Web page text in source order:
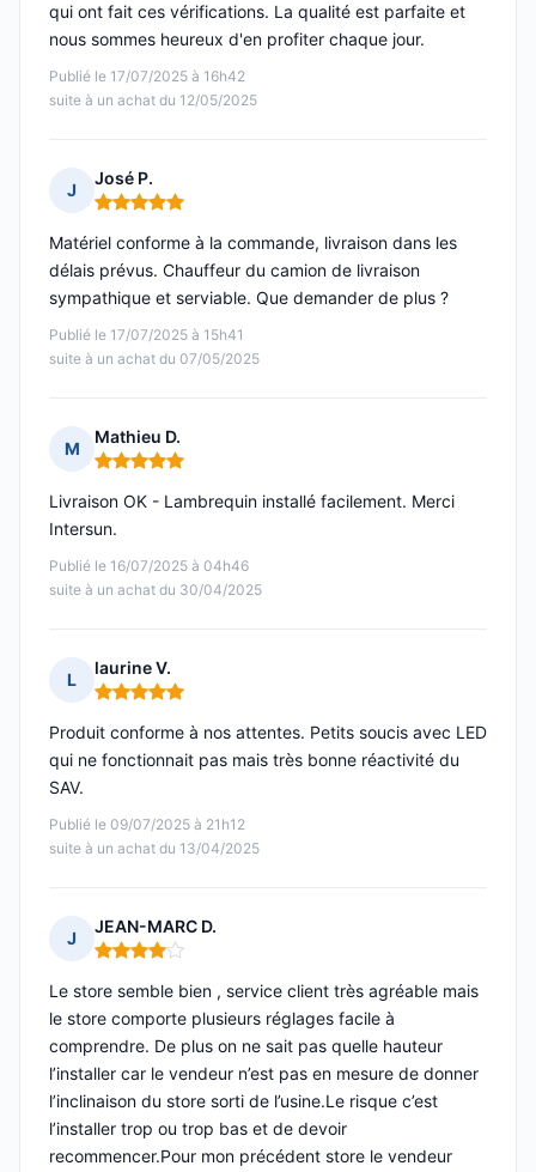
Publié le 17/07/2025 à 16h42
suite à un achat du 12/05/2025
qui ont fait ces vérifications. La qualité est parfaite et
nous sommes heureux d'en profiter chaque jour.
J
José P.
Note : 5 sur 5
Publié le 17/07/2025 à 15h41
suite à un achat du 07/05/2025
Matériel conforme à la commande, livraison dans les
délais prévus. Chauffeur du camion de livraison
sympathique et serviable. Que demander de plus ?
M
Mathieu D.
Note : 5 sur 5
Publié le 16/07/2025 à 04h46
suite à un achat du 30/04/2025
Livraison OK - Lambrequin installé facilement. Merci
Intersun.
L
laurine V.
Note : 5 sur 5
Publié le 09/07/2025 à 21h12
suite à un achat du 13/04/2025
Produit conforme à nos attentes. Petits soucis avec LED
qui ne fonctionnait pas mais très bonne réactivité du
SAV.
J
JEAN-MARC D.
Note : 4 sur 5
Le store semble bien , service client très agréable mais
le store comporte plusieurs réglages facile à
comprendre. De plus on ne sait pas quelle hauteur
l’installer car le vendeur n’est pas en mesure de donner
l’inclinaison du store sorti de l’usine.Le risque c’est
l’installer trop ou trop bas et de devoir
recommencer.Pour mon précédent store le vendeur